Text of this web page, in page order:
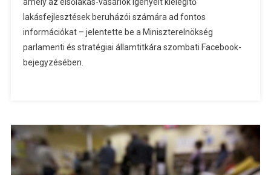
lakásfejlesztések beruházói számára ad fontos
információkat – jelentette be a Miniszterelnökség
parlamenti és stratégiai államtitkára szombati Facebook-
bejegyzésében.